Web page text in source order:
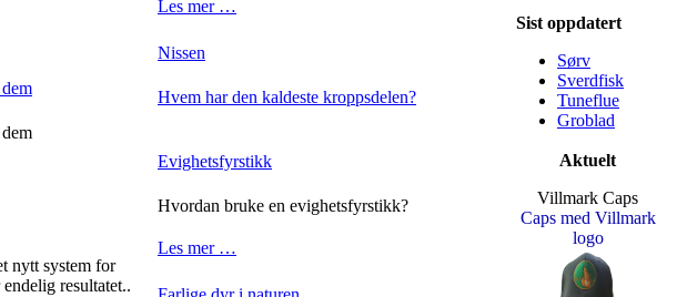
nytt system for
resultatet..
Les mer …
Nissen
Hvem har den kaldeste kroppsdelen?
Evighetsfyrstikk
Hvordan bruke en evighetsfyrstikk?
Les mer …
Sist oppdatert
Sørv
Sverdfisk
Tuneflue
Groblad
Aktuelt
Villmark Caps
Caps med Villmark
logo